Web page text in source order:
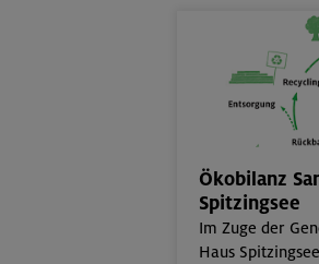
16.08.26
17./18./19.08.26
Ökobilanz
Spitzingsee
Im Zuge der
Haus